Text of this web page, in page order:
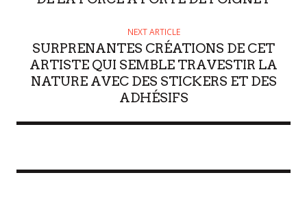
NEXT ARTICLE
SURPRENANTES CRÉATIONS DE CET
ARTISTE QUI SEMBLE TRAVESTIR LA
NATURE AVEC DES STICKERS ET DES
ADHÉSIFS